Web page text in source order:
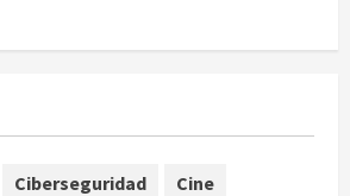
Charlotte FC vs Atlas: Fecha,
agosto 7, 2026
Ciberseguridad
Cine